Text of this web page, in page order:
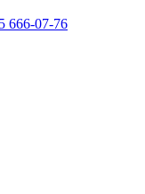
666-07-76